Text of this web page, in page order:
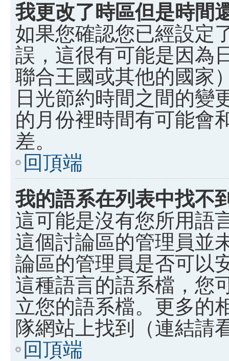
我更改了時區但是時間
如果您確認您已經設定
誤，這很有可能是因為
聯合王國或其他的國家
日光節約時間之間的變
的月份裡時間有可能會
差。
回頂端
我的語系在列表中找不
這可能是沒有您所用語
這個討論區的管理員並
論區的管理員是否可以
這種語言的語系檔，您
立您的語系檔。更多的
隊網站上找到（連結請
回頂端